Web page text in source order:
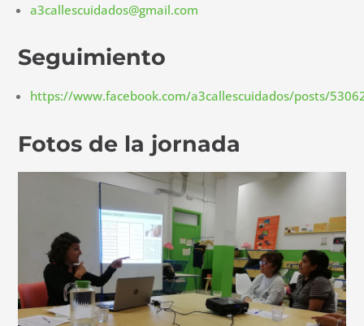
a3callescuidados@gmail.com
Seguimiento
https://www.facebook.com/a3callescuidados/posts/
Fotos de la jornada